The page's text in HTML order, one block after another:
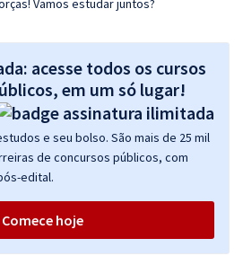
Vamos estudar juntos?
acesse todos os cursos
em um só lugar!
e seu bolso. São mais de 25 mil
de concursos públicos, com
edital.
Comece hoje